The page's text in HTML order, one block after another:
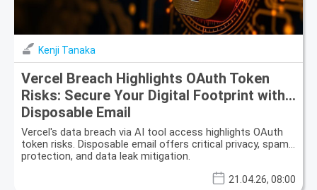
Kenji Tanaka
Vercel Breach Highlights OAuth Token
Risks: Secure Your Digital Footprint with
Disposable Email
Vercel's data breach via AI tool access highlights OAuth
token risks. Disposable email offers critical privacy, spam
protection, and data leak mitigation.
21.04.26, 08:00